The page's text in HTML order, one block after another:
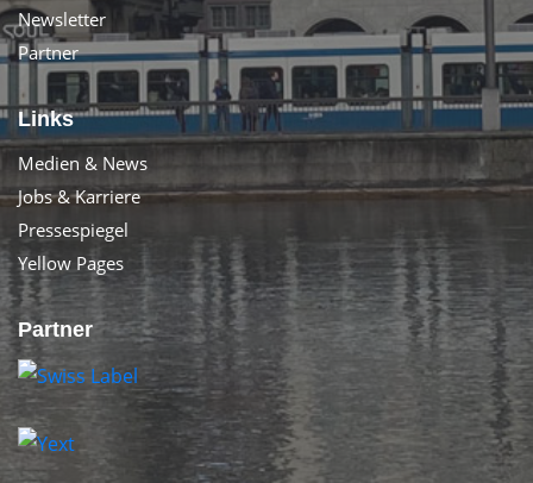
Newsletter
Partner
Links
Medien & News
Jobs & Karriere
Pressespiegel
Yellow Pages
Partner